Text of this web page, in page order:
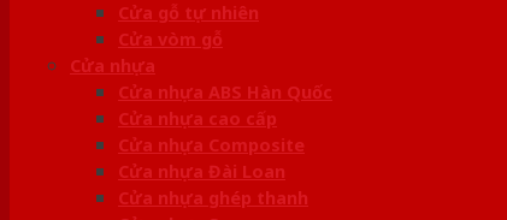
Cửa gỗ tự nhiên
Cửa vòm gỗ
Cửa nhựa
Cửa nhựa ABS Hàn Quốc
Cửa nhựa cao cấp
Cửa nhựa Composite
Cửa nhựa Đài Loan
Cửa nhựa ghép thanh